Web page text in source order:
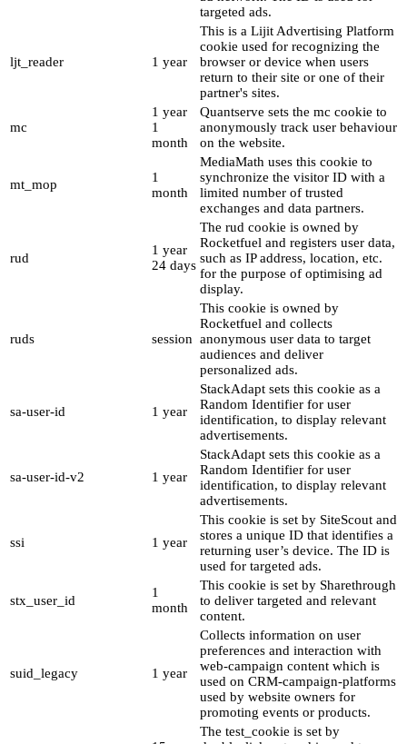
targeted ads.
ljt_reader 1 year
This is a Lijit Advertising Platform
cookie used for recognizing the
browser or device when users
return to their site or one of their
partner's sites.
mc
1 year
1
month
Quantserve sets the mc cookie to
anonymously track user behaviour
on the website.
mt_mop
1
month
MediaMath uses this cookie to
synchronize the visitor ID with a
limited number of trusted
exchanges and data partners.
rud
1 year
24 days
The rud cookie is owned by
Rocketfuel and registers user data,
such as IP address, location, etc.
for the purpose of optimising ad
display.
ruds session
This cookie is owned by
Rocketfuel and collects
anonymous user data to target
audiences and deliver
personalized ads.
sa-user-id 1 year
StackAdapt sets this cookie as a
Random Identifier for user
identification, to display relevant
advertisements.
sa-user-id-v2 1 year
StackAdapt sets this cookie as a
Random Identifier for user
identification, to display relevant
advertisements.
ssi 1 year
This cookie is set by SiteScout and
stores a unique ID that identifies a
returning user’s device. The ID is
used for targeted ads.
stx_user_id
1
month
This cookie is set by Sharethrough
to deliver targeted and relevant
content.
suid_legacy 1 year
Collects information on user
preferences and interaction with
web-campaign content which is
used on CRM-campaign-platforms
used by website owners for
promoting events or products.
The test_cookie is set by